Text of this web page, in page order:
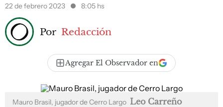
22 de febrero 2023
8:05 hs
Por Redacción
Agregar El Observador en
Mauro Brasil, jugador de Cerro Largo Leo Carreño